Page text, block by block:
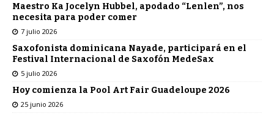
Maestro Ka Jocelyn Hubbel, apodado “Lenlen”, nos
necesita para poder comer
7 julio 2026
Saxofonista dominicana Nayade, participará en el
Festival Internacional de Saxofón MedeSax
5 julio 2026
Hoy comienza la Pool Art Fair Guadeloupe 2026
25 junio 2026